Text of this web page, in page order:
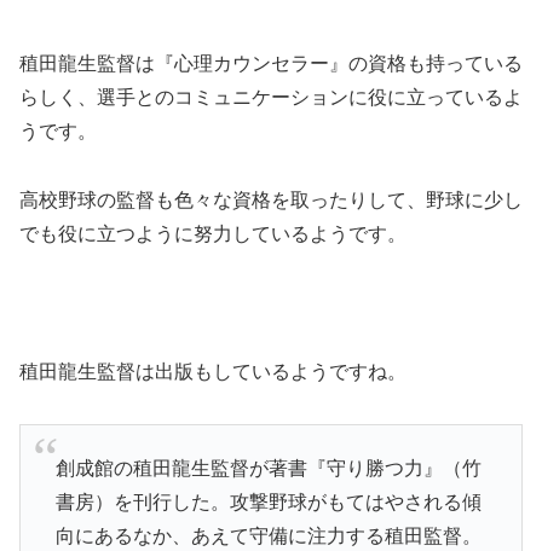
稙田龍生監督は『心理カウンセラー』の資格も持っている
らしく、選手とのコミュニケーションに役に立っているよ
うです。
高校野球の監督も色々な資格を取ったりして、野球に少し
でも役に立つように努力しているようです。
稙田龍生監督は出版もしているようですね。
創成館の稙田龍生監督が著書『守り勝つ力』（竹
書房）を刊行した。攻撃野球がもてはやされる傾
向にあるなか、あえて守備に注力する稙田監督。